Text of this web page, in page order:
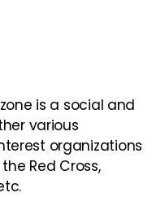
is a social and
various
organizations
Red Cross,